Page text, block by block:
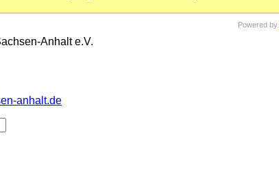
Powered by
Anhalt e.V.
anhalt.de